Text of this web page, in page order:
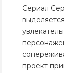
Сериал
проект